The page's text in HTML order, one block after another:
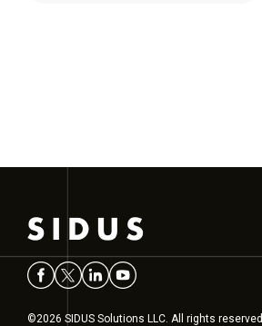
©2026 SIDUS Solutions LLC. All rights reserved